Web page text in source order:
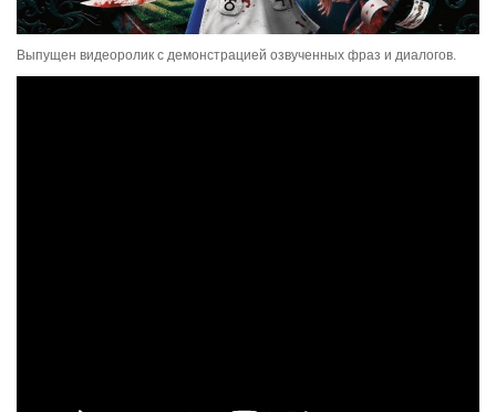
Выпущен видеоролик с демонстрацией озвученных фраз и диалогов.